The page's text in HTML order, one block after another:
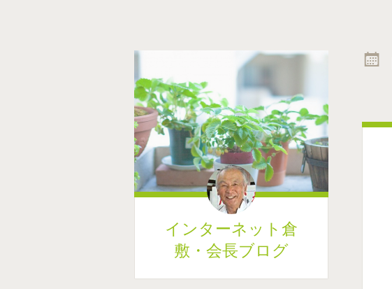
インターネット倉
敷・会長ブログ